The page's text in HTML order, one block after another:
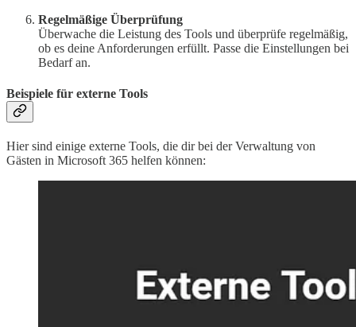
Regelmäßige Überprüfung
Überwache die Leistung des Tools und überprüfe regelmäßig,
ob es deine Anforderungen erfüllt. Passe die Einstellungen bei
Bedarf an.
Beispiele für externe Tools
Hier sind einige externe Tools, die dir bei der Verwaltung von
Gästen in Microsoft 365 helfen können: